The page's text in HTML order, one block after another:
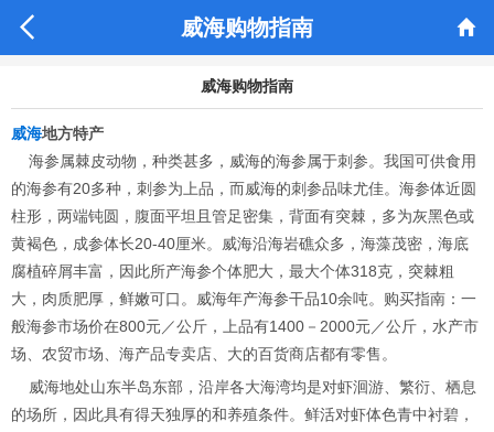
 威海购物指南 
威海购物指南
威海地方特产
海参属棘皮动物，种类甚多，威海的海参属于刺参。我国可供食用
的海参有20多种，刺参为上品，而威海的刺参品味尤佳。海参体近圆
柱形，两端钝圆，腹面平坦且管足密集，背面有突棘，多为灰黑色或
黄褐色，成参体长20-40厘米。威海沿海岩礁众多，海藻茂密，海底
腐植碎屑丰富，因此所产海参个体肥大，最大个体318克，突棘粗
大，肉质肥厚，鲜嫩可口。威海年产海参干品10余吨。购买指南：一
般海参市场价在800元／公斤，上品有1400－2000元／公斤，水产市
场、农贸市场、海产品专卖店、大的百货商店都有零售。
威海地处山东半岛东部，沿岸各大海湾均是对虾洄游、繁衍、栖息
的场所，因此具有得天独厚的和养殖条件。鲜活对虾体色青中衬碧，